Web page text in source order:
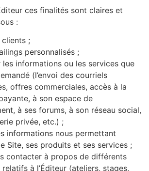
ces finalités sont claires et
:
clients ;
personnalisés ;
les informations ou les services que
(l’envoi des courriels
offres commerciales, accès à la
à son espace de
à ses forums, à son réseau social,
privée, etc.) ;
informations nous permettant
Site, ses produits et ses services ;
contacter à propos de différents
à l’Éditeur (ateliers, stages,